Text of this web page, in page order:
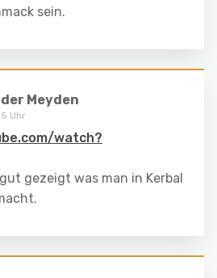
sein.
Meyden
Uhr
watch?
gezeigt was man in Kerbal